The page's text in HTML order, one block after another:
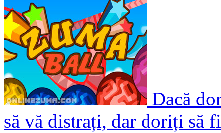
Dacă
să vă distrați, dar doriți să